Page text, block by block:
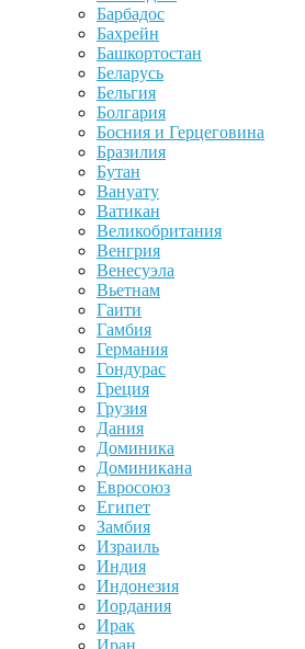
Барбадос
Бахрейн
Башкортостан
Беларусь
Бельгия
Болгария
Босния и Герцеговина
Бразилия
Бутан
Вануату
Ватикан
Великобритания
Венгрия
Венесуэла
Вьетнам
Гаити
Гамбия
Германия
Гондурас
Греция
Грузия
Дания
Доминика
Доминикана
Евросоюз
Египет
Замбия
Израиль
Индия
Индонезия
Иордания
Ирак
Иран